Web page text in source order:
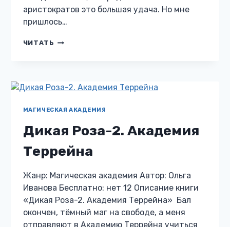
аристократов это большая удача. Но мне
пришлось…
ЧИТАТЬ СТАРШИЙ
МАГИЧЕСКАЯ АКАДЕМИЯ
Дикая Роза-2. Академия
Террейна
Жанр: Магическая академия Автор: Ольга
Иванова Бесплатно: нет 12 Описание книги
«Дикая Роза-2. Академия Террейна» Бал
окончен, тёмный маг на свободе, а меня
отправляют в Академию Террейна учиться